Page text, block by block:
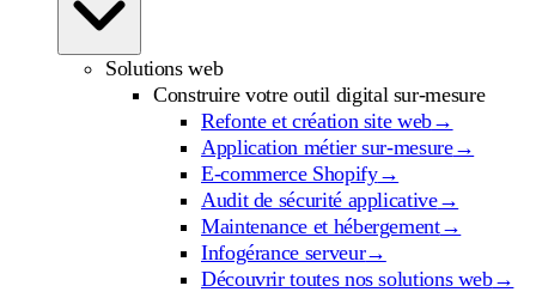
Solutions web
Construire votre outil digital sur-mesure
Refonte et création site web→
Application métier sur-mesure→
E-commerce Shopify→
Audit de sécurité applicative→
Maintenance et hébergement→
Infogérance serveur→
Découvrir toutes nos solutions web→